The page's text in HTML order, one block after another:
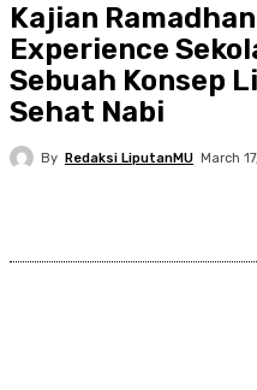
Kajian
Experience
Sebuah Konsep
Sehat Nabi
By Redaksi LiputanMU March